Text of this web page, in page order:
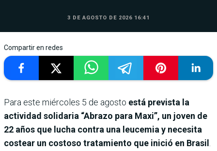
3 DE AGOSTO DE 2026 16:41
Compartir en redes
Para este miércoles 5 de agosto está prevista la
actividad solidaria “Abrazo para Maxi”, un joven de
22 años que lucha contra una leucemia y necesita
costear un costoso tratamiento que inició en Brasil .